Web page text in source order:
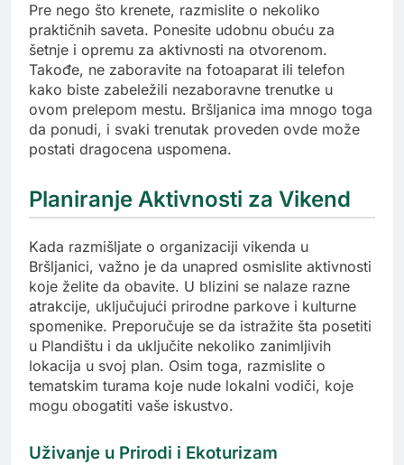
Pre nego što krenete, razmislite o nekoliko
praktičnih saveta. Ponesite udobnu obuću za
šetnje i opremu za aktivnosti na otvorenom.
Takođe, ne zaboravite na fotoaparat ili telefon
kako biste zabeležili nezaboravne trenutke u
ovom prelepom mestu. Bršljanica ima mnogo toga
da ponudi, i svaki trenutak proveden ovde može
postati dragocena uspomena.
Planiranje Aktivnosti za Vikend
Kada razmišljate o organizaciji vikenda u
Bršljanici, važno je da unapred osmislite aktivnosti
koje želite da obavite. U blizini se nalaze razne
atrakcije, uključujući prirodne parkove i kulturne
spomenike. Preporučuje se da istražite šta posetiti
u Plandištu i da uključite nekoliko zanimljivih
lokacija u svoj plan. Osim toga, razmislite o
tematskim turama koje nude lokalni vodiči, koje
mogu obogatiti vaše iskustvo.
Uživanje u Prirodi i Ekoturizam